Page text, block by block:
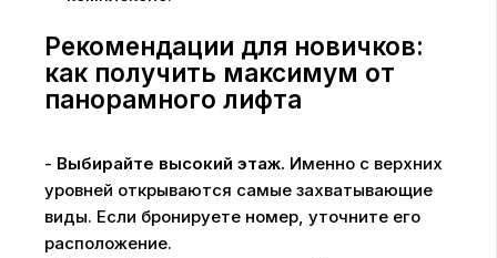
Рекомендации для новичков:
как получить максимум от
панорамного лифта
- Выбирайте высокий этаж. Именно с верхних
уровней открываются самые захватывающие
виды. Если бронируете номер, уточните его
расположение.